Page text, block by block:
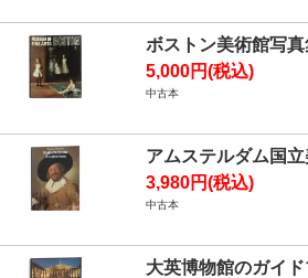
ボストン美術館写真
5,000円(税込)
中古本
アムステルダム国
3,980円(税込)
中古本
大英博物館のガイド